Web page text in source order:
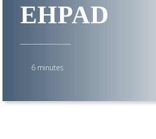
EHPAD
6 minutes